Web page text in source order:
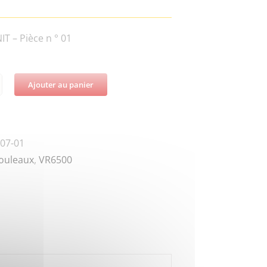
– Pièce n ° 01
Ajouter au panier
01
, VR6500